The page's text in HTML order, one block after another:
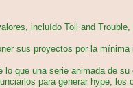
incluído Toil and
sus proyectos por la
que una serie animada de
para generar hype,